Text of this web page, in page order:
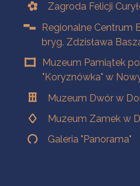
Zagroda Felicji
Regionalne Centrum
bryg. Zdzisława
Muzeum Pamiątek
"Koryznówka" w
Muzeum Dwór w
Muzeum Zamek w
Galeria "Panorama"